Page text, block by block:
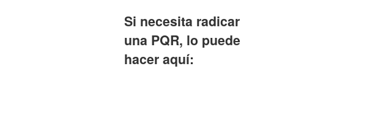
Si necesita radicar
una PQR, lo puede
hacer aquí: